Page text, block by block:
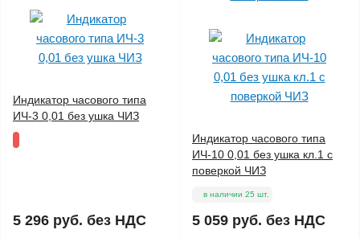
Индикатор часового типа
ИЧ-3 0,01 без ушка ЧИЗ
5 296 руб. без НДС
Индикатор часового типа
ИЧ-10 0,01 без ушка кл.1 с
поверкой ЧИЗ
в наличии 25 шт.
5 059 руб. без НДС